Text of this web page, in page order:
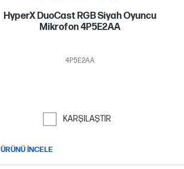
HyperX DuoCast RGB Siyah Oyuncu
Mikrofon 4P5E2AA
4P5E2AA
KARŞILAŞTIR
ÜRÜNÜ İNCELE